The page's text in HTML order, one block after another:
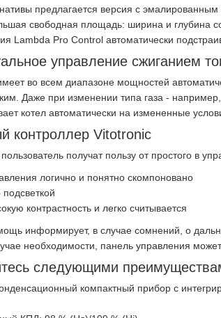
предлагается версия с
свободная площадь: ширина и глубина
Lambda Pro Control автоматически
управление сжиганием
во всем диапазоне мощностей
Даже при изменении типа газа -
котел автоматически на измененные
контроллер Vitotronic
получат пользу от простого в
логично и понятно скомпоновано
контрастность и легко считывается
информирует, в случае сомнений, о
необходимости, панель управления
следующими
компактный прибор с